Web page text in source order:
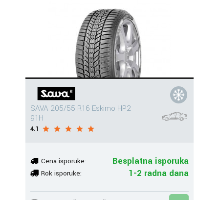
SAVA 205/55 R16 Eskimo HP2
91H
4.1
Cena isporuke: Besplatna isporuka
Rok isporuke: 1-2 radna dana